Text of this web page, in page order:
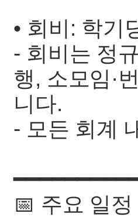
• 회비: 학기
- 회비는 정
행, 소모임·
니다.
- 모든 회계
📅 주요 일정